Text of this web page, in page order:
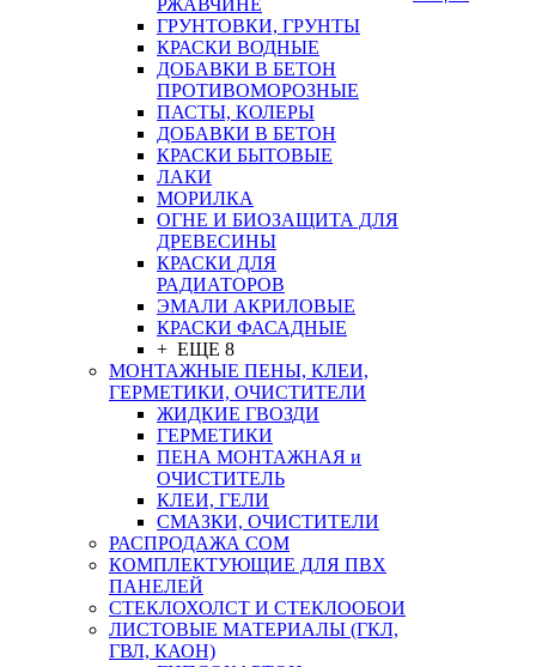
РЖАВЧИНЕ
ГРУНТОВКИ, ГРУНТЫ
КРАСКИ ВОДНЫЕ
ДОБАВКИ В БЕТОН
ПРОТИВОМОРОЗНЫЕ
ПАСТЫ, КОЛЕРЫ
ДОБАВКИ В БЕТОН
КРАСКИ БЫТОВЫЕ
ЛАКИ
МОРИЛКА
ОГНЕ И БИОЗАЩИТА ДЛЯ
ДРЕВЕСИНЫ
КРАСКИ ДЛЯ
РАДИАТОРОВ
ЭМАЛИ АКРИЛОВЫЕ
КРАСКИ ФАСАДНЫЕ
+ ЕЩЕ 8
МОНТАЖНЫЕ ПЕНЫ, КЛЕИ,
ГЕРМЕТИКИ, ОЧИСТИТЕЛИ
ЖИДКИЕ ГВОЗДИ
ГЕРМЕТИКИ
ПЕНА МОНТАЖНАЯ и
ОЧИСТИТЕЛЬ
КЛЕИ, ГЕЛИ
СМАЗКИ, ОЧИСТИТЕЛИ
РАСПРОДАЖА СОМ
КОМПЛЕКТУЮЩИЕ ДЛЯ ПВХ
ПАНЕЛЕЙ
СТЕКЛОХОЛСТ И СТЕКЛООБОИ
ЛИСТОВЫЕ МАТЕРИАЛЫ (ГКЛ,
ГВЛ, КАОН)